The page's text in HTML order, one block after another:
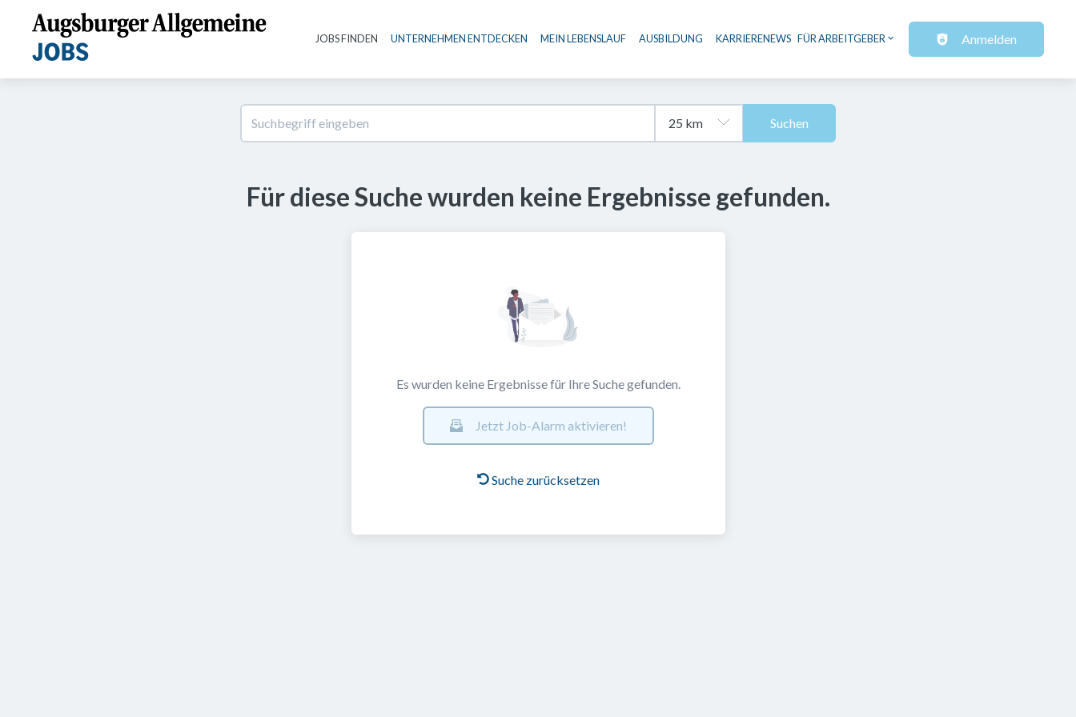
Haupt-Navigation
JOBS FINDEN UNTERNEHMEN ENTDECKEN MEIN LEBENSLAUF AUSBILDUNG KARRIERENEWS FÜR ARBEITGEBER Anmelden
Suchen
Für diese Suche wurden keine Ergebnisse gefunden.
Es wurden keine Ergebnisse für Ihre Suche gefunden.
Jetzt Job-Alarm aktivieren!
Suche zurücksetzen